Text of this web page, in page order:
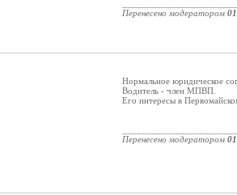
Перенесено модератором
Нормальное юридическое
Водитель - член МПВП.
Его интересы в
Перенесено модератором